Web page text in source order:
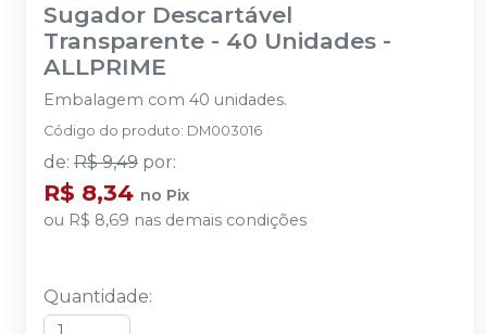
Sugador Descartável
Transparente - 40 Unidades -
ALLPRIME
Embalagem com 40 unidades.
Código do produto: DM003016
de: R$ 9,49 por:
R$ 8,34 no Pix
ou R$ 8,69 nas demais condições
Quantidade: